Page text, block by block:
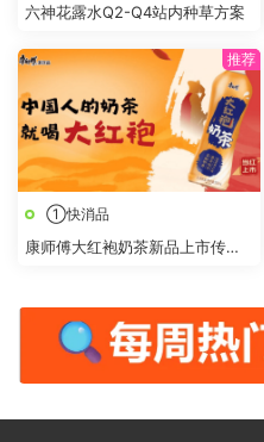
六神花露水Q2-Q4站内种草方案
①快消品
康师傅大红袍奶茶新品上市传播